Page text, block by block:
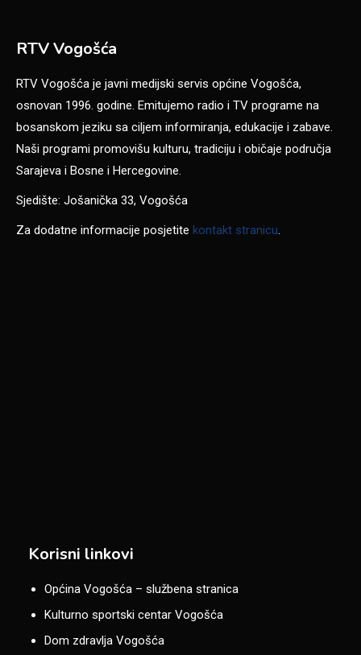
RTV Vogošća
RTV Vogošća je javni medijski servis općine Vogošća,
osnovan 1996. godine. Emitujemo radio i TV programe na
bosanskom jeziku sa ciljem informiranja, edukacije i zabave.
Naši programi promovišu kulturu, tradiciju i običaje područja
Sarajeva i Bosne i Hercegovine.
Sjedište: Jošanička 33, Vogošća
Za dodatne informacije posjetite kontakt stranicu.
Korisni linkovi
Općina Vogošća – službena stranica
Kulturno sportski centar Vogošća
Dom zdravlja Vogošća